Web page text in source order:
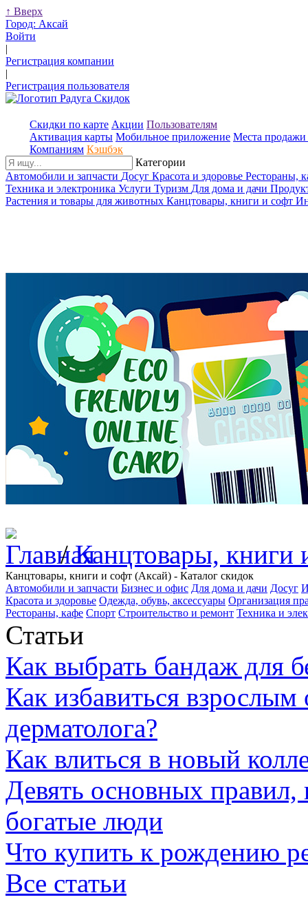
↑ Вверх
Город: Аксай
Войти
|
Регистрация компании
|
Регистрация пользователя
Скидки по карте Акции Пользователям
Активация карты Мобильное приложение Места продажи
Компаниям Кэшбэк
Категории
Автомобили и запчасти Досуг Красота и здоровье Рестораны,
Техника и электроника Услуги Туризм Для дома и дачи
Растения и товары для животных Канцтовары, книги и софт
/Канцтовары, книги
Канцтовары, книги и софт (Аксай) - Каталог скидок
Автомобили и запчасти Бизнес и офис Для дома и дачи Досуг
Красота и здоровье Одежда, обувь, аксессуары Организация
Рестораны, кафе Спорт Строительство и ремонт Техника и
Статьи
Как выбрать бандаж для
Как избавиться
дерматолога?
Как влиться в новый
Девять основных
богатые люди
Что купить к рождению
Все статьи